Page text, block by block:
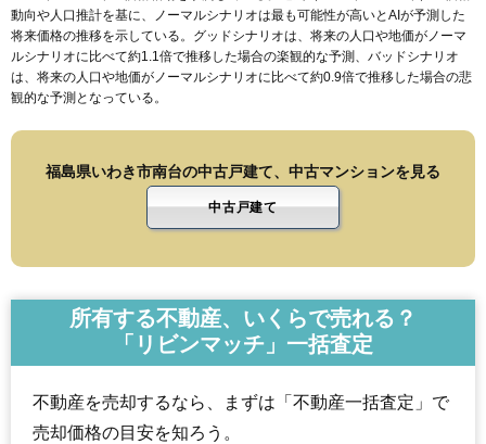
動向や人口推計を基に、ノーマルシナリオは最も可能性が高いとAIが予測した
将来価格の推移を示している。グッドシナリオは、将来の人口や地価がノーマ
ルシナリオに比べて約1.1倍で推移した場合の楽観的な予測、バッドシナリオ
は、将来の人口や地価がノーマルシナリオに比べて約0.9倍で推移した場合の悲
観的な予測となっている。
福島県いわき市南台の中古戸建て、中古マンションを見る
中古戸建て
所有する不動産、いくらで売れる？
「リビンマッチ」一括査定
不動産を売却するなら、まずは「不動産一括査定」で
売却価格の目安を知ろう。